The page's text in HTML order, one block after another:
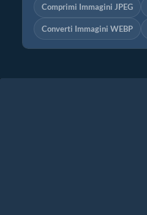
Comprimi Immagini JPEG
Converti Immagini WEBP